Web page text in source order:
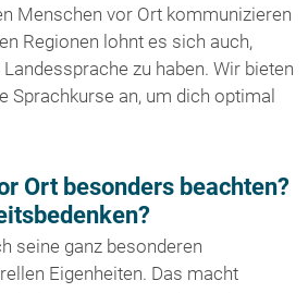
Menschen vor Ort kommunizieren
Regionen lohnt es sich auch,
zu haben. Wir bieten
Sprachkurse an, um dich optimal
Ort besonders beachten?
seine ganz besonderen
Eigenheiten. Das macht